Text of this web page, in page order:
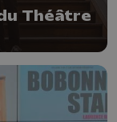
Théâtre